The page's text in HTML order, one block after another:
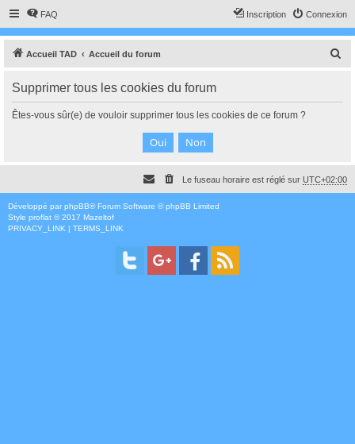
FAQ Connexion
Inscription
Accueil TAD Accueil du forum
c
h
Supprimer tous les cookies du forum
Êtes-vous sûr(e) de vouloir supprimer tous les cookies de ce forum ?
Le fuseau horaire est réglé sur UTC+02:00
Développé par phpBB® Forum Software © phpBB Limited
Style proflat © 2017 Mazeltof
PRIVACY_LINK | TERMS_LINK